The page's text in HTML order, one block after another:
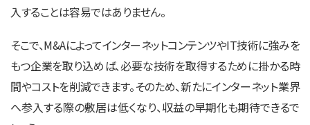
入することは容易ではありません。
そこで、M&AによってインターネットコンテンツやIT技術に強みを
もつ企業を取り込めば、必要な技術を取得するために掛かる時
間やコストを削減できます。そのため、新たにインターネット業界
へ参入する際の敷居は低くなり、収益の早期化も期待できるで